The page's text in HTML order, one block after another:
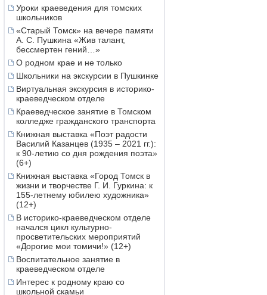
Уроки краеведения для томских
школьников
«Старый Томск» на вечере памяти
А. С. Пушкина «Жив талант,
бессмертен гений…»
О родном крае и не только
Школьники на экскурсии в Пушкинке
Виртуальная экскурсия в историко-
краеведческом отделе
Краеведческое занятие в Томском
колледже гражданского транспорта
Книжная выставка «Поэт радости
Василий Казанцев (1935 – 2021 гг.):
к 90-летию со дня рождения поэта»
(6+)
Книжная выставка «Город Томск в
жизни и творчестве Г. И. Гуркина: к
155-летнему юбилею художника»
(12+)
В историко-краеведческом отделе
начался цикл культурно-
просветительских мероприятий
«Дорогие мои томичи!» (12+)
Воспитательное занятие в
краеведческом отделе
Интерес к родному краю со
школьной скамьи